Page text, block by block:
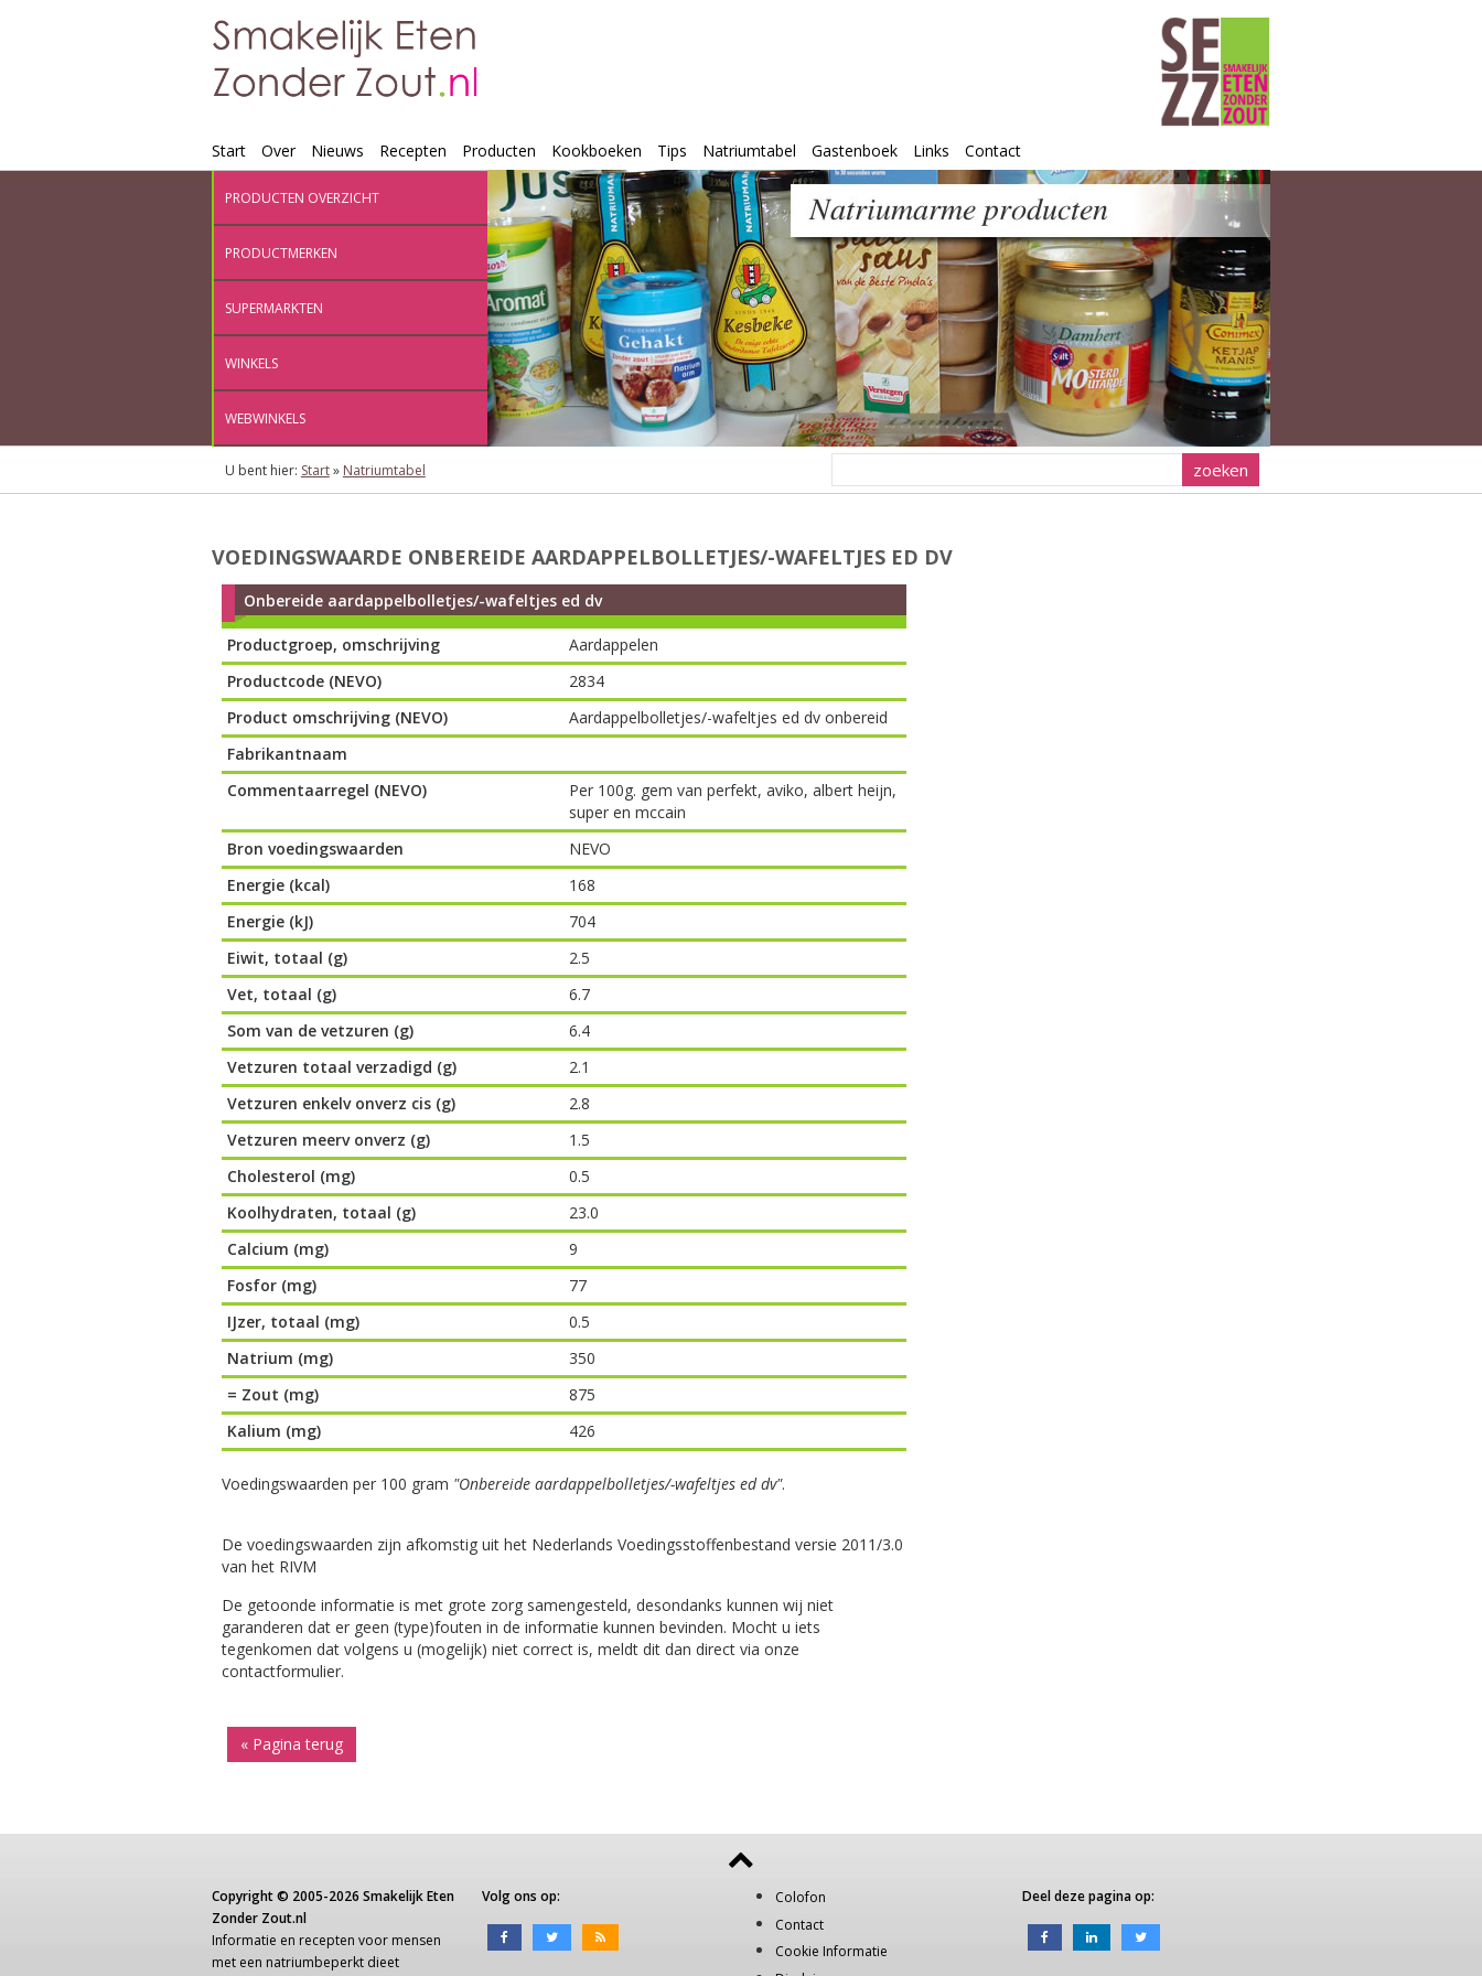
Start Over Nieuws Recepten Producten Kookboeken Tips Natriumtabel Gastenboek Links Contact
PRODUCTEN OVERZICHT
PRODUCTMERKEN
SUPERMARKTEN
WINKELS
WEBWINKELS
U bent hier: Start» Natriumtabel
VOEDINGSWAARDE ONBEREIDE AARDAPPELBOLLETJES/-WAFELTJES ED DV
Onbereide aardappelbolletjes/-wafeltjes ed dv
Productgroep, omschrijving
Aardappelen
Productcode (NEVO)
2834
Product omschrijving (NEVO)
Aardappelbolletjes/-wafeltjes ed dv onbereid
Fabrikantnaam
Commentaarregel (NEVO)
Per 100g. gem van perfekt, aviko, albert heijn,
super en mccain
Bron voedingswaarden
NEVO
Energie (kcal)
168
Energie (kJ)
704
Eiwit, totaal (g)
2.5
Vet, totaal (g)
6.7
Som van de vetzuren (g)
6.4
Vetzuren totaal verzadigd (g)
2.1
Vetzuren enkelv onverz cis (g)
2.8
Vetzuren meerv onverz (g)
1.5
Cholesterol (mg)
0.5
Koolhydraten, totaal (g)
23.0
Calcium (mg)
9
Fosfor (mg)
77
IJzer, totaal (mg)
0.5
Natrium (mg)
350
= Zout (mg)
875
Kalium (mg)
426
Voedingswaarden per 100 gram "Onbereide aardappelbolletjes/-wafeltjes ed dv".
De voedingswaarden zijn afkomstig uit het Nederlands Voedingsstoffenbestand versie 2011/3.0
van het RIVM
De getoonde informatie is met grote zorg samengesteld, desondanks kunnen wij niet
garanderen dat er geen (type)fouten in de informatie kunnen bevinden. Mocht u iets
tegenkomen dat volgens u (mogelijk) niet correct is, meldt dit dan direct via onze
contactformulier.
« Pagina terug
Copyright © 2005-2026 Smakelijk Eten
Zonder Zout.nl
Informatie en recepten voor mensen
met een natriumbeperkt dieet
Volg ons op:
Colofon
Contact
Cookie Informatie
Deel deze pagina op: